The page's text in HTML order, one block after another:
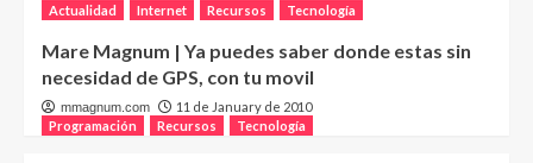
Actualidad Internet Recursos Tecnología
Mare Magnum | Ya puedes saber donde estas sin
necesidad de GPS, con tu movil
mmagnum.com
11 de January de 2010
Programación
Recursos Tecnología